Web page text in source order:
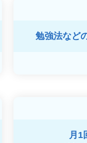
勉強法など
月1